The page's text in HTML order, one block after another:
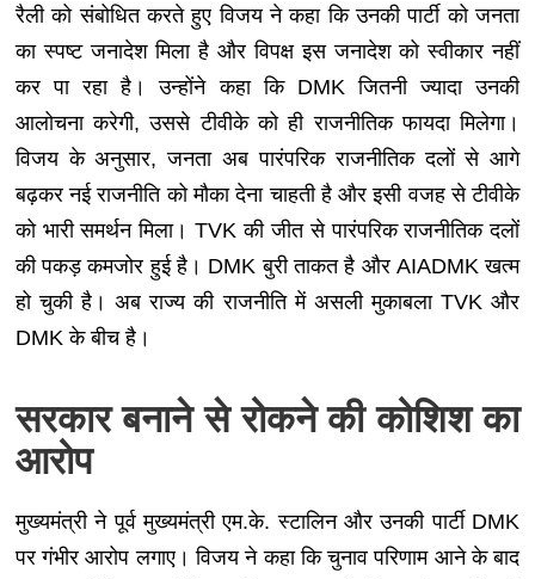
रैली को संबोधित करते हुए विजय ने कहा कि उनकी पार्टी को जनता
का स्पष्ट जनादेश मिला है और विपक्ष इस जनादेश को स्वीकार नहीं
कर पा रहा है। उन्होंने कहा कि DMK जितनी ज्यादा उनकी
आलोचना करेगी, उससे टीवीके को ही राजनीतिक फायदा मिलेगा।
विजय के अनुसार, जनता अब पारंपरिक राजनीतिक दलों से आगे
बढ़कर नई राजनीति को मौका देना चाहती है और इसी वजह से टीवीके
को भारी समर्थन मिला। TVK की जीत से पारंपरिक राजनीतिक दलों
की पकड़ कमजोर हुई है। DMK बुरी ताकत है और AIADMK खत्म
हो चुकी है। अब राज्य की राजनीति में असली मुकाबला TVK और
DMK के बीच है।
सरकार बनाने से रोकने की कोशिश का
आरोप
मुख्यमंत्री ने पूर्व मुख्यमंत्री एम.के. स्टालिन और उनकी पार्टी DMK
पर गंभीर आरोप लगाए। विजय ने कहा कि चुनाव परिणाम आने के बाद